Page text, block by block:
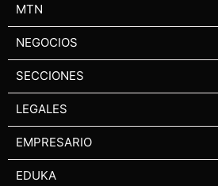
MTN
NEGOCIOS
SECCIONES
LEGALES
EMPRESARIO
EDUKA